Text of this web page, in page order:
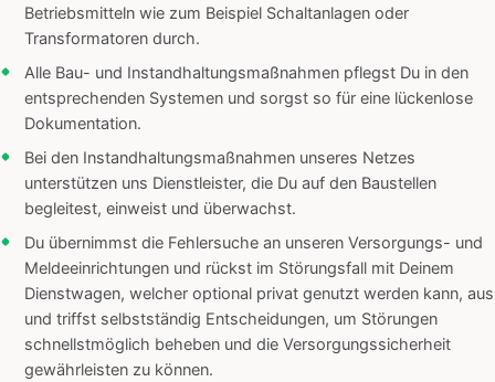
Betriebsmitteln wie zum Beispiel Schaltanlagen oder
Transformatoren durch.
Alle Bau- und Instandhaltungsmaßnahmen pflegst Du in den
entsprechenden Systemen und sorgst so für eine lückenlose
Dokumentation.
Bei den Instandhaltungsmaßnahmen unseres Netzes
unterstützen uns Dienstleister, die Du auf den Baustellen
begleitest, einweist und überwachst.
Du übernimmst die Fehlersuche an unseren Versorgungs- und
Meldeeinrichtungen und rückst im Störungsfall mit Deinem
Dienstwagen, welcher optional privat genutzt werden kann, aus
und triffst selbstständig Entscheidungen, um Störungen
schnellstmöglich beheben und die Versorgungssicherheit
gewährleisten zu können.